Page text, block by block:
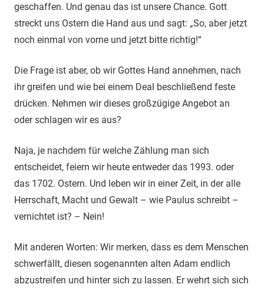
geschaffen. Und genau das ist unsere Chance. Gott
streckt uns Ostern die Hand aus und sagt: „So, aber jetzt
noch einmal von vorne und jetzt bitte richtig!“
Die Frage ist aber, ob wir Gottes Hand annehmen, nach
ihr greifen und wie bei einem Deal beschließend feste
drücken. Nehmen wir dieses großzügige Angebot an
oder schlagen wir es aus?
Naja, je nachdem für welche Zählung man sich
entscheidet, feiern wir heute entweder das 1993. oder
das 1702. Ostern. Und leben wir in einer Zeit, in der alle
Herrschaft, Macht und Gewalt – wie Paulus schreibt –
vernichtet ist? – Nein!
Mit anderen Worten: Wir merken, dass es dem Menschen
schwerfällt, diesen sogenannten alten Adam endlich
abzustreifen und hinter sich zu lassen. Er wehrt sich sich